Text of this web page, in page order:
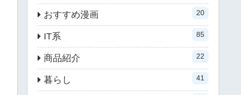
おすすめ漫画 20
IT系 85
商品紹介 22
暮らし 41